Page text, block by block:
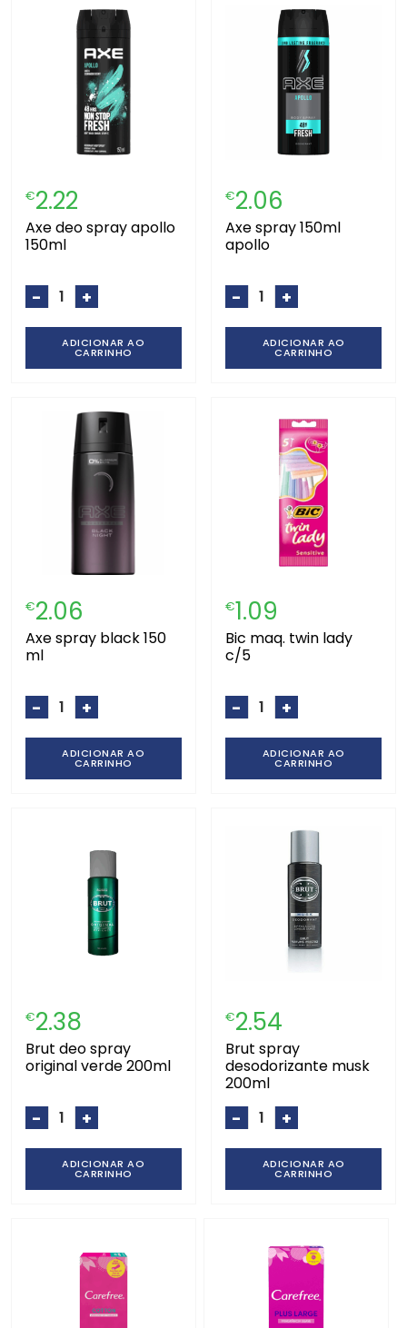
€2.22
axe deo spray apollo
150ml
- +
ADICIONAR AO
CARRINHO
€2.06
axe spray 150ml
apollo
- +
ADICIONAR AO
CARRINHO
€2.06
axe spray black 150
ml
- +
ADICIONAR AO
CARRINHO
€1.09
bic maq. twin lady
c/5
- +
ADICIONAR AO
CARRINHO
€2.38
brut deo spray
original verde 200ml
- +
ADICIONAR AO
CARRINHO
€2.54
brut spray
desodorizante musk
200ml
- +
ADICIONAR AO
CARRINHO